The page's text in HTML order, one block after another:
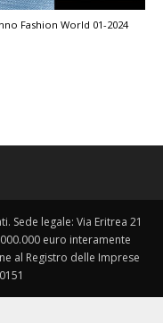
Fashion World 01-2024
Sede legale: Via Eritrea 21
euro interamente
al Registro delle Imprese